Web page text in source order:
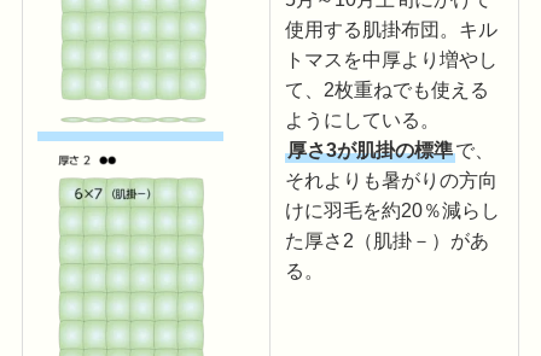
使用する肌掛布団。キル
トマスを中厚より増やし
て、2枚重ねでも使える
ようにしている。
厚さ3が肌掛の標準で、
それよりも暑がりの方向
けに羽毛を約20％減らし
た厚さ2（肌掛－）があ
る。